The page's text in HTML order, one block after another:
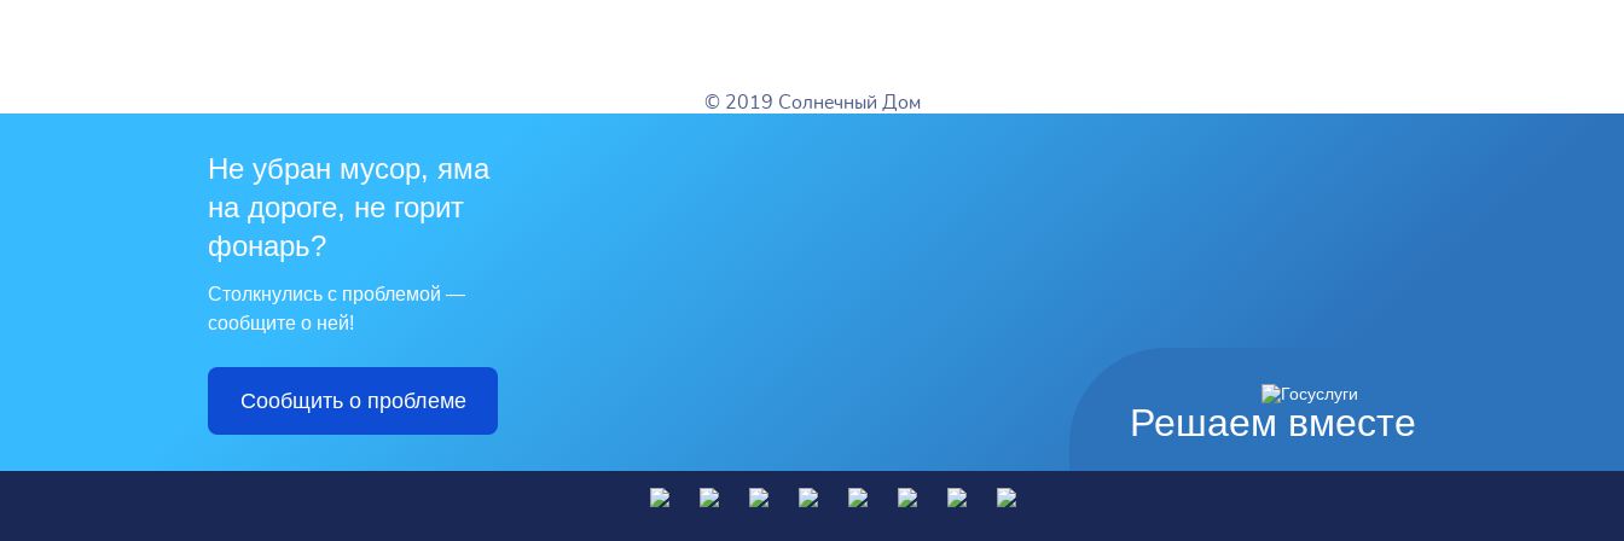
© 2019 Солнечный Дом
Решаем вместе
Не убран мусор, яма
на дороге, не горит
фонарь?
Столкнулись с проблемой —
сообщите о ней!
Сообщить о проблеме